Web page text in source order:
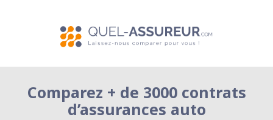
Comparez + de 3000 contrats
d’assurances auto